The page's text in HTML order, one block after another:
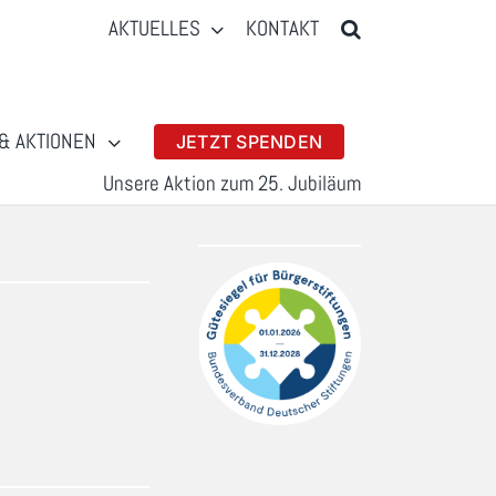
AKTUELLES KONTAKT
AKTIONEN JETZT SPENDEN
Unsere Aktion zum 25. Jubiläum